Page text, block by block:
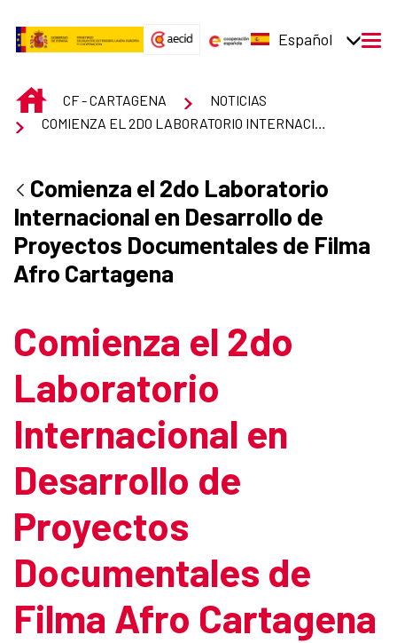
Español
INICIOCF - CARTAGENA
NOTICIAS
COMIENZA EL 2DO LABORATORIO INTERNACIONAL EN DESARROLLO DE PROYECTOS DOCUMENTALES DE FILMA AFRO CARTAGENA
Comienza el 2do Laboratorio
Internacional en Desarrollo de
Proyectos Documentales de Filma
Afro Cartagena
Comienza el 2do
Laboratorio
Internacional en
Desarrollo de
Proyectos
Documentales de
Filma Afro Cartagena